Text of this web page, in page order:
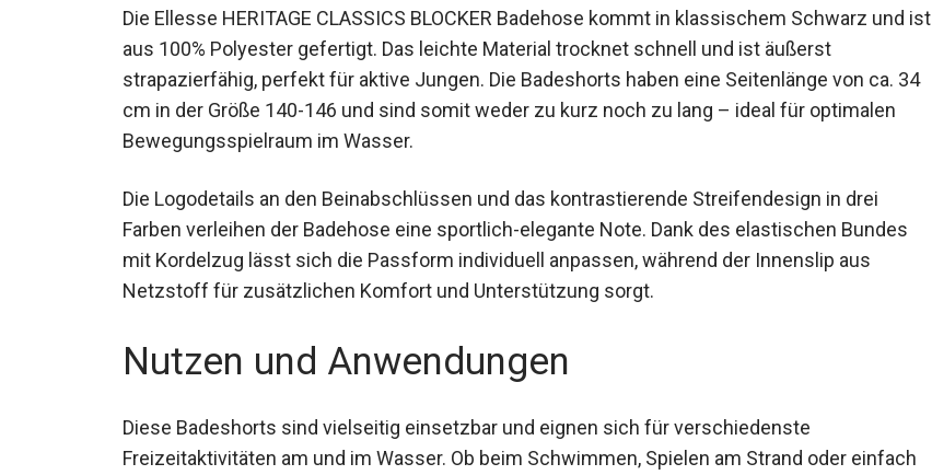
Die Ellesse HERITAGE CLASSICS BLOCKER Badehose kommt in klassischem Schwarz und ist
aus 100% Polyester gefertigt. Das leichte Material trocknet schnell und ist äußerst
strapazierfähig, perfekt für aktive Jungen. Die Badeshorts haben eine Seitenlänge von ca. 34
cm in der Größe 140-146 und sind somit weder zu kurz noch zu lang – ideal für optimalen
Bewegungsspielraum im Wasser.
Die Logodetails an den Beinabschlüssen und das kontrastierende Streifendesign in drei
Farben verleihen der Badehose eine sportlich-elegante Note. Dank des elastischen Bundes
mit Kordelzug lässt sich die Passform individuell anpassen, während der Innenslip aus
Netzstoff für zusätzlichen Komfort und Unterstützung sorgt.
Nutzen und Anwendungen
Diese Badeshorts sind vielseitig einsetzbar und eignen sich für verschiedenste
Freizeitaktivitäten am und im Wasser. Ob beim Schwimmen, Spielen am Strand oder einfach